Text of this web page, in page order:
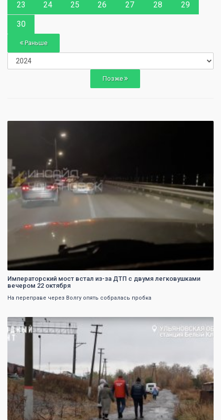
23 24 25 26 27 28 29
30
Раньше
Позже
Императорский мост встал из-за ДТП с двумя легковушками
вечером 22 октября
На переправе через Волгу опять собралась пробка
0